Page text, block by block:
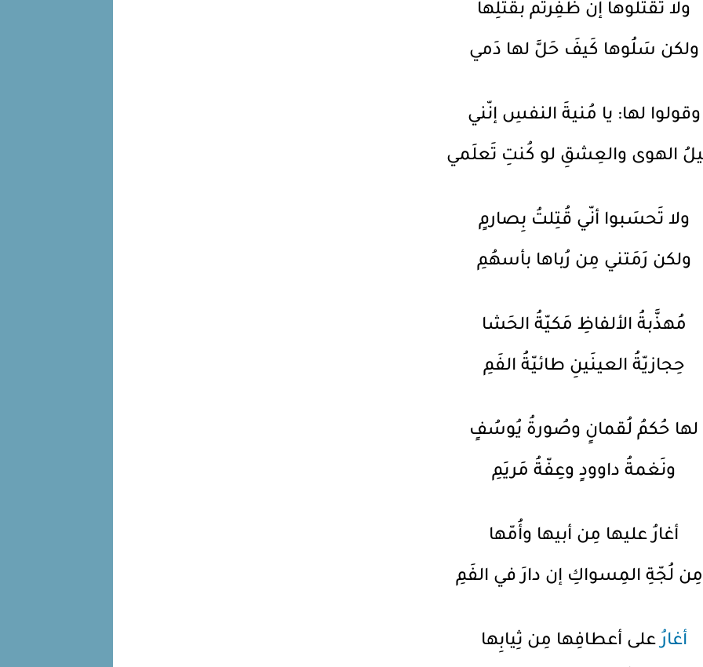
ولا تَقتُلوها إن ظَفِرتُم بقتلِها
ولكن سَلُوها كَيفَ حَلَّ لها دَمي
وقولوا لها: يا مُنيةَ النفسِ إنّني
الهوى والعِشقِ لو كُنتِ تَعلَمي
ولا تَحسَبوا أنّي قُتِلتُ بِصارمٍ
ولكن رَمَتني مِن رُباها بأسهُمِ
مُهذَّبةُ الألفاظِ مَكيّةُ الحَشا
حِجازيّةُ العينَينِ طائيّةُ الفَمِ
لها حُكمُ لُقمانٍ وصُورةُ يُوسُفٍ
ونَغمةُ داوودٍ وعِفّةُ مَريَمِ
أغارُ عليها مِن أبيها وأُمّها
لُجّةِ المِسواكِ إن دارَ في الفَمِ
أغارُعلى أعطافِها مِن ثِيابِها